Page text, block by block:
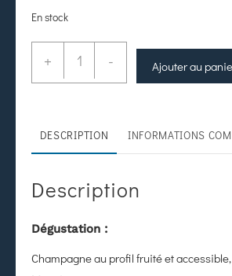
En stock
+ - Ajouter au
DESCRIPTION INFORMATIONS
Description
Dégustation :
Champagne au profil fruité et